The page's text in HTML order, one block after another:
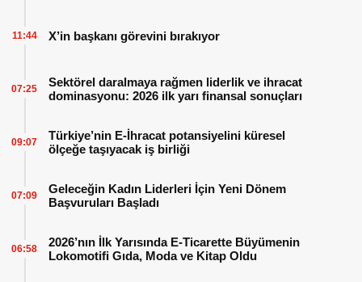
X’in başkanı görevini bırakıyor
11:44
Sektörel daralmaya rağmen liderlik ve ihracat
dominasyonu: 2026 ilk yarı finansal sonuçları
07:25
Türkiye’nin E-İhracat potansiyelini küresel
ölçeğe taşıyacak iş birliği
09:07
Geleceğin Kadın Liderleri İçin Yeni Dönem
Başvuruları Başladı
07:09
2026’nın İlk Yarısında E-Ticarette Büyümenin
Lokomotifi Gıda, Moda ve Kitap Oldu
06:58